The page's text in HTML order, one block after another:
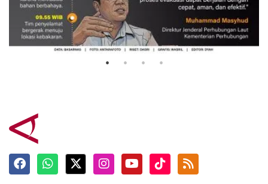
Evakuasi korban kebakaran KM
Mutiara Sentosa 2
3 Agustus 2026